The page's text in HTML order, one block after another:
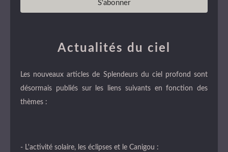
Actualités du ciel
Les nouveaux articles de Splendeurs du ciel profond sont
désormais publiés sur les liens suivants en fonction des
thèmes :
- L'activité solaire, les éclipses et le Canigou :